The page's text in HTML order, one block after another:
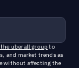
uberall groupto
and market trends as
without affecting the